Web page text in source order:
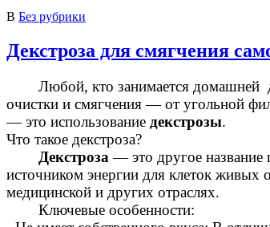
В Без рубрики
Декстроза для смягчения
Любой, кто занимается домашней
очистки и смягчения — от угольной
— это использование декстрозы.
Что такое декстроза?
Декстроза — это другое название
источником энергии для клеток живых
медицинской и других отраслях.
Ключевые особенности: